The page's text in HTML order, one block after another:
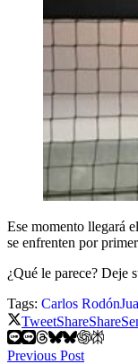
Ese momento llegará
se enfrenten por
¿Qué le parece? Deje
Tags: Carlos Rodón
TweetShareShare
Previous Post